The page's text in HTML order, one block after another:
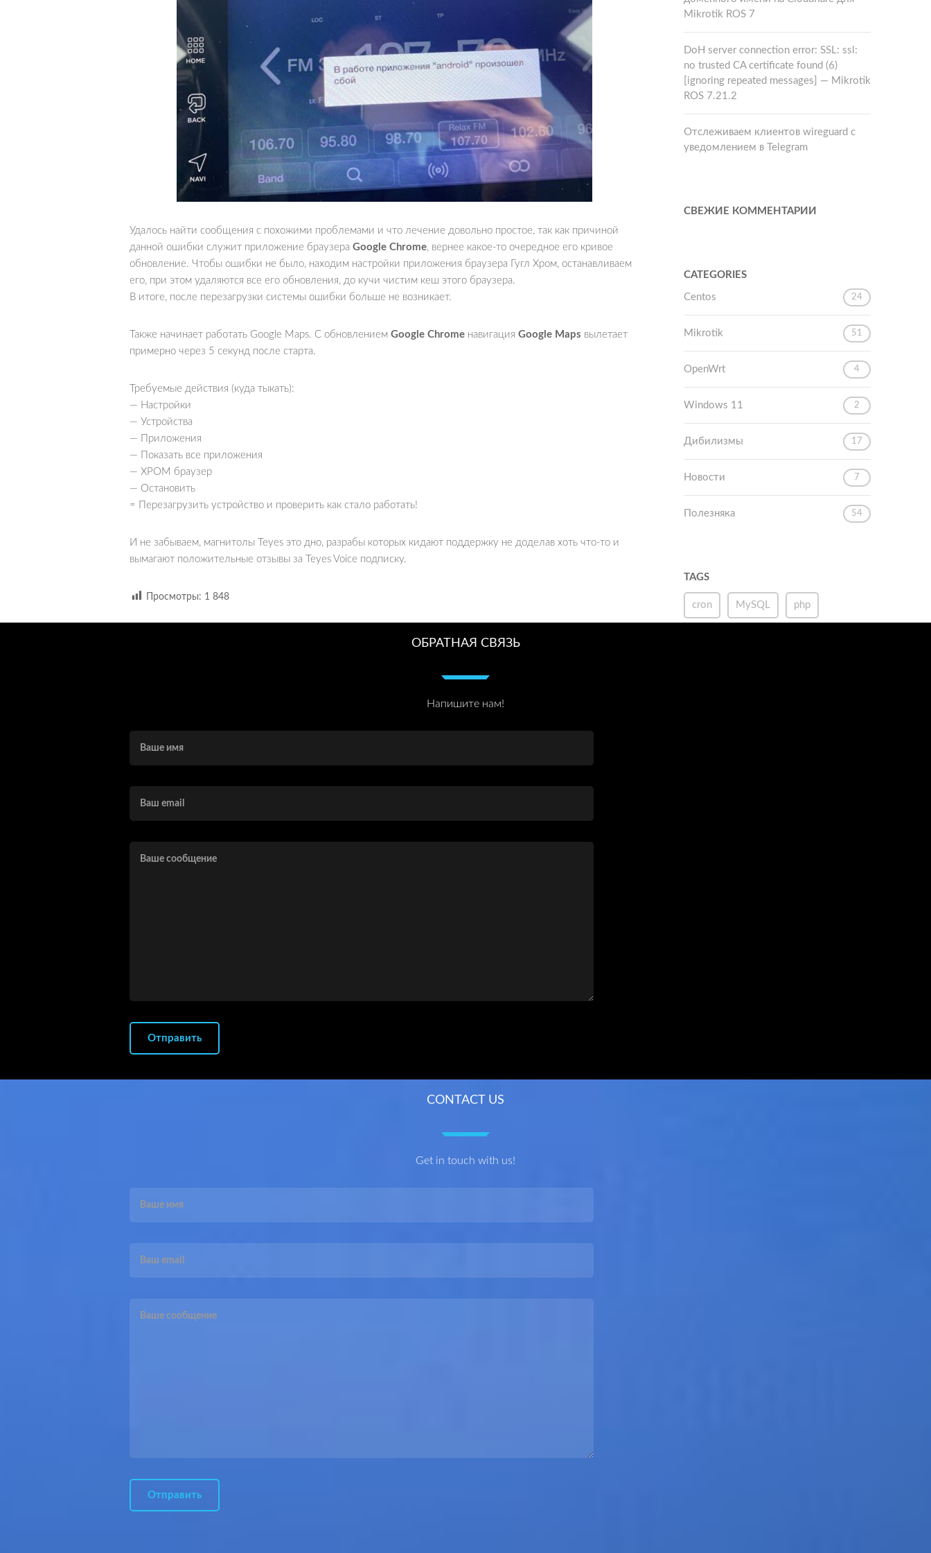
Удалось найти сообщения с похожими проблемами и что лечение довольно простое, так как причиной
данной ошибки служит приложение браузера Google Chrome, вернее какое-то очередное его кривое
обновление. Чтобы ошибки не было, находим настройки приложения браузера Гугл Хром, останавливаем
его, при этом удаляются все его обновления, до кучи чистим кеш этого браузера.
В итоге, после перезагрузки системы ошибки больше не возникает.
Также начинает работать Google Maps. С обновлением Google Chrome навигация Google Maps вылетает
примерно через 5 секунд после старта.
Требуемые действия (куда тыкать):
— Настройки
— Устройства
— Приложения
— Показать все приложения
— ХРОМ браузер
— Остановить
= Перезагрузить устройство и проверить как стало работать!
И не забываем, магнитолы Teyes это дно, разрабы которых кидают поддержку не доделав хоть что-то и
вымагают положительные отзывы за Teyes Voice подписку.
Просмотры: 1 848
Mikrotik ROS 7
DoH server connection error: SSL: ssl:
no trusted CA certificate found (6)
[ignoring repeated messages] — Mikrotik
ROS 7.21.2
Отслеживаем клиентов wireguard с
уведомлением в Telegram
СВЕЖИЕ КОММЕНТАРИИ
CATEGORIES
Centos 24
Mikrotik 51
OpenWrt 4
Windows 11 2
Дибилизмы 17
Новости 7
Полезняка 54
TAGS
cron MySQL php
ОБРАТНАЯ СВЯЗЬ
Напишите нам!
CONTACT US
Get in touch with us!